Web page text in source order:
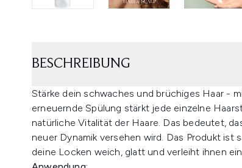
BESCHREIBUNG
Stärke dein schwaches und brüchiges Haar -
erneuernde Spülung stärkt jede einzelne
natürliche Vitalität der Haare. Das bedeutet,
neuer Dynamik versehen wird. Das Produkt
deine Locken weich, glatt und verleiht ihnen